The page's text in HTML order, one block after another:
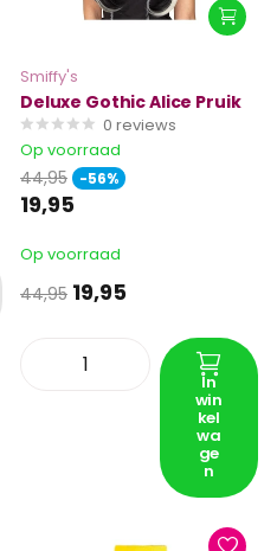
Smiffy's
Deluxe Gothic Alice Pruik
0 reviews
Op voorraad
44,95 -56%
19,95
Op voorraad
44,95 19,95
In
win
kel
wa
ge
n